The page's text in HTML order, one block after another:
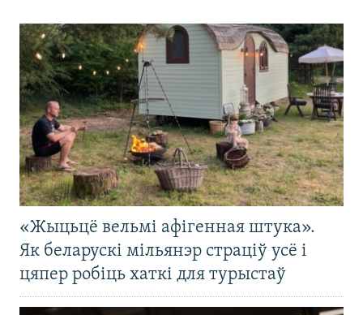
«Жыцьцё вельмі афігенная штука».
Як беларускі мільянэр страціў усё і
цяпер робіць хаткі для турыстаў